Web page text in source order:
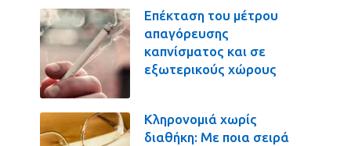
Επέκταση του μέτρου
απαγόρευσης
καπνίσματος και σε
εξωτερικούς χώρους
Κληρονομιά χωρίς
διαθήκη: Με ποια σειρά